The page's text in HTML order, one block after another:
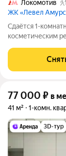
Локомотив
ЖК «Левел
Сдаётся 1-
косметическим
Стиральная машина Холодильник Посудомоечная
77 000 ₽ в
41 м² 1-комн.
3D-тур